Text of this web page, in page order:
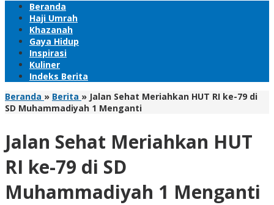
Beranda
Haji Umrah
Khazanah
Gaya Hidup
Inspirasi
Kuliner
Indeks Berita
Beranda » Berita » Jalan Sehat Meriahkan HUT RI ke-79 di
SD Muhammadiyah 1 Menganti
Jalan Sehat Meriahkan HUT
RI ke-79 di SD
Muhammadiyah 1 Menganti